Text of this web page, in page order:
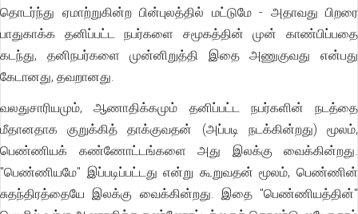
தொடர்ந்து ஏமாற்றுகின்ற பின்புலத்தில் மட்டுமே - அதாவது பிறரை
பாதுகாக்க தனிப்பட்ட நபர்களை சமூகத்தின் முன் காண்பிப்பதை
கடந்து, தனிநபர்களை முன்னிறுத்தி இதை அணுகுவது என்பது
கேடானது, தவறானது.
வலதுசாரியமும், ஆணாதிக்கமும் தனிப்பட்ட நபர்களின் நடத்தை
மீதானதாக குறுக்கித் தாக்குவதன் (அப்படி நடக்கின்றது) மூலம்,
பெண்ணியக் கண்ணோட்டங்களை அது இலக்கு வைக்கின்றது.
"பெண்ணியமே" இப்படிப்பட்டது என்று கூறுவதன் மூலம், பெண்ணின்
சுதந்திரத்தையே இலக்கு வைக்கின்றது. இதை "பெண்ணியத்தின்"